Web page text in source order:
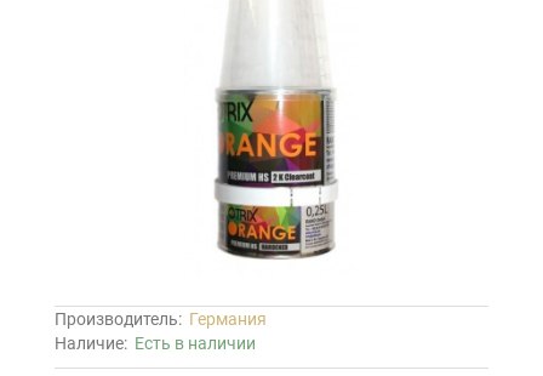
Производитель: Германия
Наличие: Есть в наличии